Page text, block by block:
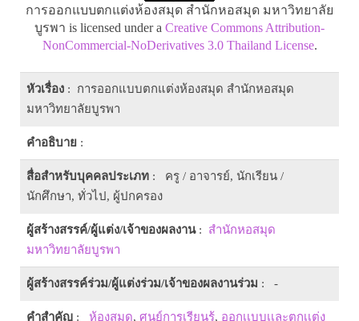
การออกแบบตกแต่งห้องสมุด สำนักหอสมุด มหาวิทยาลัย
บูรพา is licensed under a Creative Commons Attribution-
NonCommercial-NoDerivatives 3.0 Thailand License.
หัวเรื่อง : การออกแบบตกแต่งห้องสมุด สำนักหอสมุด
มหาวิทยาลัยบูรพา
คำอธิบาย :
สื่อสำหรับบุคคลประเภท : ครู / อาจารย์, นักเรียน /
นักศึกษา, ทั่วไป, ผู้ปกครอง
ผู้สร้างสรรค์/ผู้แต่ง/เจ้าของผลงาน: สำนักหอสมุด
มหาวิทยาลัยบูรพา
ผู้สร้างสรรค์ร่วม/ผู้แต่งร่วม/เจ้าของผลงานร่วม : -
คำสำคัญ : ห้องสมุด, ศูนย์การเรียนรู้, ออกเเบบเเละตกเเต่ง